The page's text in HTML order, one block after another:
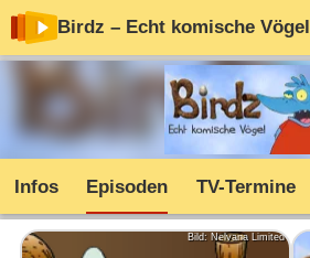
Birdz – Echt komische Vögel
Infos Episoden TV-Termine
Bild: Nelvana Limited